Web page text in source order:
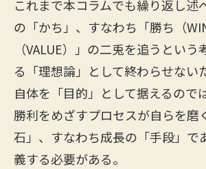
これまで本コラムでも繰り返し述
の「かち」、すなわち「勝ち（
（VALUE）」の二兎を追うとい
る「理想論」として終わらせない
自体を「目的」として据えるので
勝利をめざすプロセスが自らを磨
石」、すなわち成長の「手段」で
義する必要がある。